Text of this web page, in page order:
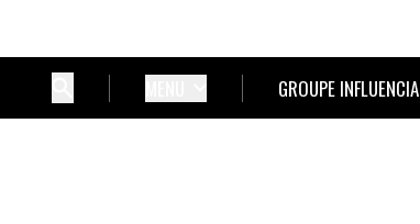
GROUPE INFLUENCIA